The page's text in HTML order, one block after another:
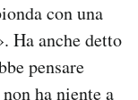
con una
Ha anche detto
pensare
ha niente a